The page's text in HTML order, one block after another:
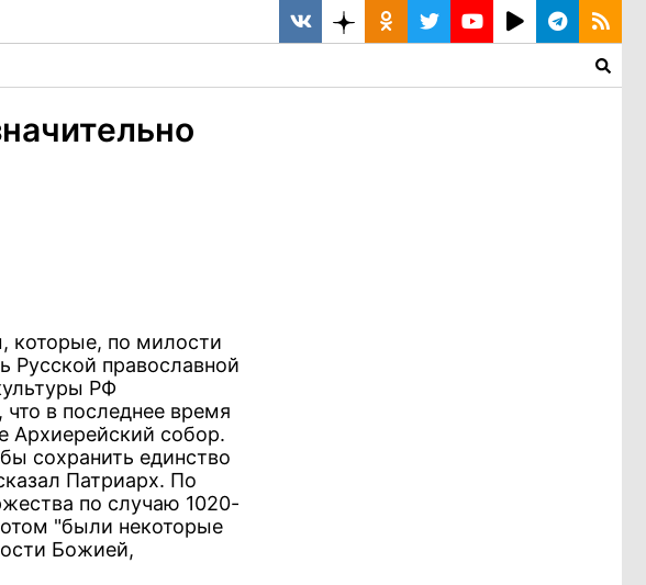
которые, по милости
Русской православной
РФ
в последнее время
Архиерейский собор.
сохранить единство
Патриарх. По
по случаю 1020-
"были некоторые
Божией,